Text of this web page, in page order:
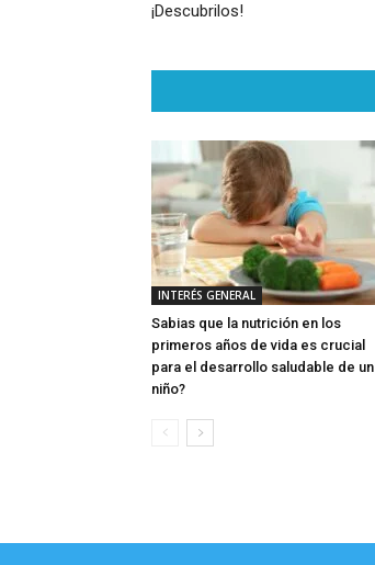
¡Descubrilos!
INTERÉS GENERAL
Sabias que la nutrición en los
primeros años de vida es crucial
para el desarrollo saludable de un
niño?